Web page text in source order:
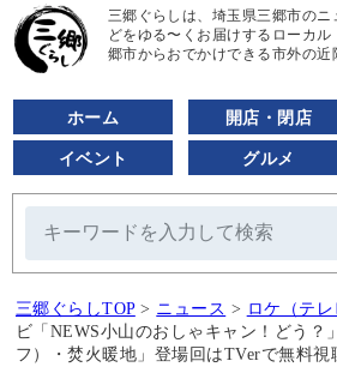
三郷ぐらしは、埼玉県三郷市の
どをゆる〜くお届けするローカ
郷市からおでかけできる市外の近
ホーム 開店・閉店
イベント グルメ
三郷ぐらしTOP > ニュース > ロケ（テレ
ビ「NEWS小山のおしゃキャン！どう？
フ）・焚火暖地」登場回はTVerで無料視